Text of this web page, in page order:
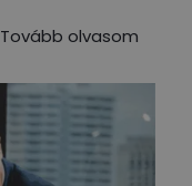
Tovább olvasom